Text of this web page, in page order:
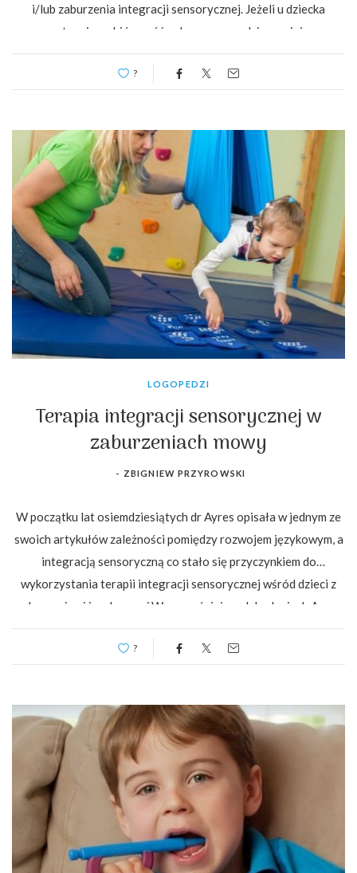
i/lub zaburzenia integracji sensorycznej. Jeżeli u dziecka
występuje wybiórczość pokarmowa, rodzic powinien
skontaktować się z logopedą. Jeżeli selektywność…
?
LOGOPEDZI
Terapia integracji sensorycznej w
zaburzeniach mowy
- ZBIGNIEW PRZYROWSKI
W początku lat osiemdziesiątych dr Ayres opisała w jednym ze
swoich artykułów zależności pomiędzy rozwojem językowym, a
integracją sensoryczną co stało się przyczynkiem do
wykorzystania terapii integracji sensorycznej wśród dzieci z
zaburzeniami językowymi.We wcześniejszych badaniach Ayres
prowadzonych w grupie dzieci…
?